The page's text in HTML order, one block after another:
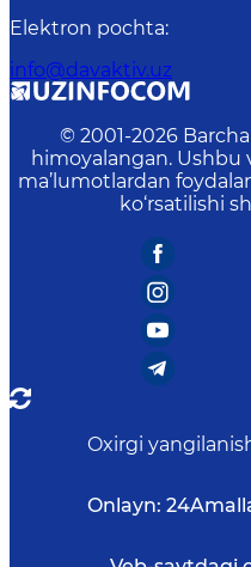
Elektron pochta:
info@davaktiv.uz
© 2001-2026
himoyalangan. Ushbu
ma’lumotlardan
ko‘rsatilishi
Oxirgi
Onlayn: 24